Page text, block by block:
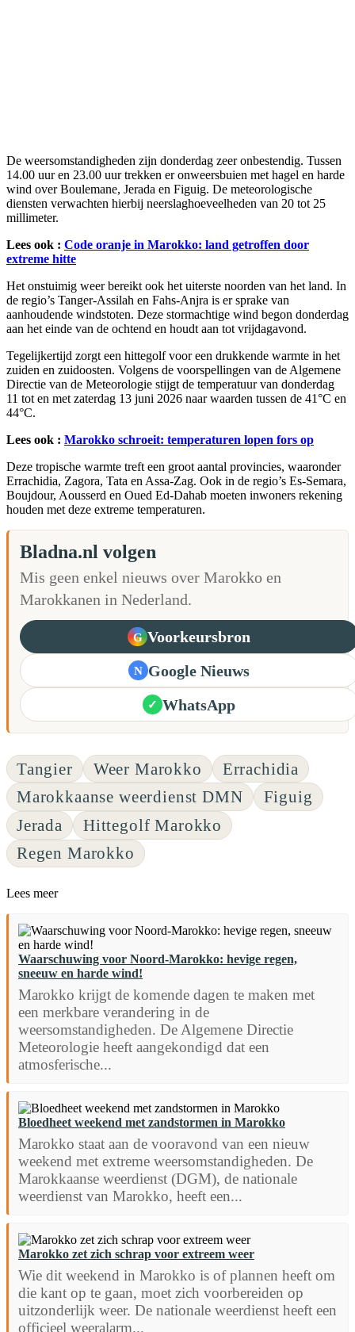
De weersomstandigheden zijn donderdag zeer onbestendig. Tussen
14.00 uur en 23.00 uur trekken er onweersbuien met hagel en harde
wind over Boulemane, Jerada en Figuig. De meteorologische
diensten verwachten hierbij neerslaghoeveelheden van 20 tot 25
millimeter.
Lees ook : Code oranje in Marokko: land getroffen door
extreme hitte
Het onstuimig weer bereikt ook het uiterste noorden van het land. In
de regio’s Tanger-Assilah en Fahs-Anjra is er sprake van
aanhoudende windstoten. Deze stormachtige wind begon donderdag
aan het einde van de ochtend en houdt aan tot vrijdagavond.
Tegelijkertijd zorgt een hittegolf voor een drukkende warmte in het
zuiden en zuidoosten. Volgens de voorspellingen van de Algemene
Directie van de Meteorologie stijgt de temperatuur van donderdag
11 tot en met zaterdag 13 juni 2026 naar waarden tussen de 41°C en
44°C.
Lees ook : Marokko schroeit: temperaturen lopen fors op
Deze tropische warmte treft een groot aantal provincies, waaronder
Errachidia, Zagora, Tata en Assa-Zag. Ook in de regio’s Es-Semara,
Boujdour, Aousserd en Oued Ed-Dahab moeten inwoners rekening
houden met deze extreme temperaturen.
Bladna.nl volgen
Mis geen enkel nieuws over Marokko en
Marokkanen in Nederland.
G Voorkeursbron
N Google Nieuws
✓ WhatsApp
Tangier Weer Marokko
Errachidia
Marokkaanse weerdienst DMN
Figuig
Jerada
Hittegolf Marokko
Regen Marokko
Lees meer
Waarschuwing voor Noord-Marokko: hevige regen,
sneeuw en harde wind!
Marokko krijgt de komende dagen te maken met
een merkbare verandering in de
weersomstandigheden. De Algemene Directie
Meteorologie heeft aangekondigd dat een
atmosferische...
Bloedheet weekend met zandstormen in Marokko
Marokko staat aan de vooravond van een nieuw
weekend met extreme weersomstandigheden. De
Marokkaanse weerdienst (DGM), de nationale
weerdienst van Marokko, heeft een...
Marokko zet zich schrap voor extreem weer
Wie dit weekend in Marokko is of plannen heeft om
die kant op te gaan, moet zich voorbereiden op
uitzonderlijk weer. De nationale weerdienst heeft een
officieel weeralarm...